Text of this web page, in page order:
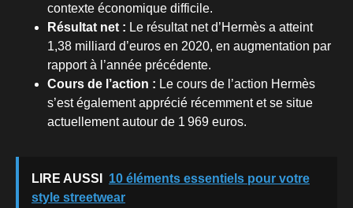
contexte économique difficile.
Résultat net : Le résultat net d’Hermès a atteint
1,38 milliard d’euros en 2020, en augmentation par
rapport à l’année précédente.
Cours de l’action : Le cours de l’action Hermès
s’est également apprécié récemment et se situe
actuellement autour de 1 969 euros.
LIRE AUSSI
10 éléments essentiels pour votre
style streetwear